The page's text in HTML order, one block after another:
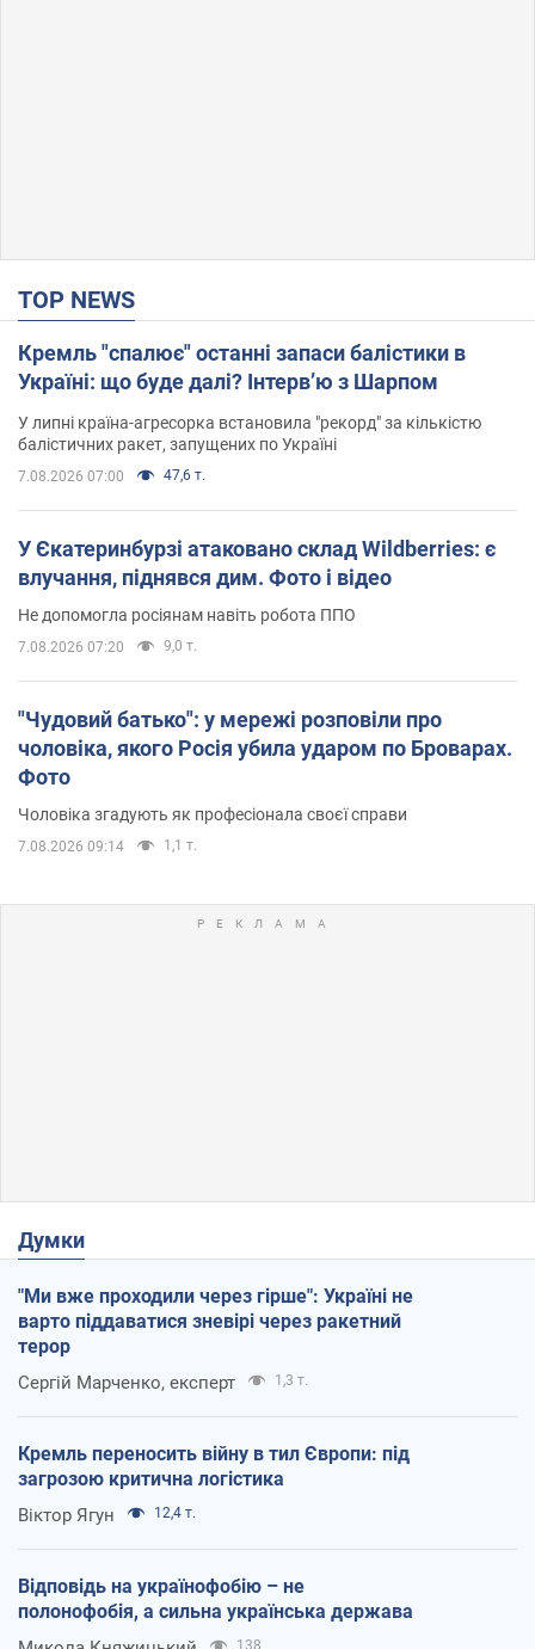
TOP NEWS
Кремль "спалює" останні запаси балістики в
Україні: що буде далі? Інтерв’ю з Шарпом
У липні країна-агресорка встановила "рекорд" за кількістю
балістичних ракет, запущених по Україні
7.08.2026 07:00 47,6 т.
У Єкатеринбурзі атаковано склад Wildberries: є
влучання, піднявся дим. Фото і відео
Не допомогла росіянам навіть робота ППО
7.08.2026 07:20 9,0 т.
"Чудовий батько": у мережі розповіли про
чоловіка, якого Росія убила ударом по Броварах.
Фото
Чоловіка згадують як професіонала своєї справи
7.08.2026 09:14 1,1 т.
Думки
"Ми вже проходили через гірше": Україні не
варто піддаватися зневірі через ракетний
терор
Сергій Марченко, експерт 1,3 т.
Кремль переносить війну в тил Європи: під
загрозою критична логістика
Віктор Ягун 12,4 т.
Відповідь на українофобію – не
полонофобія, а сильна українська держава